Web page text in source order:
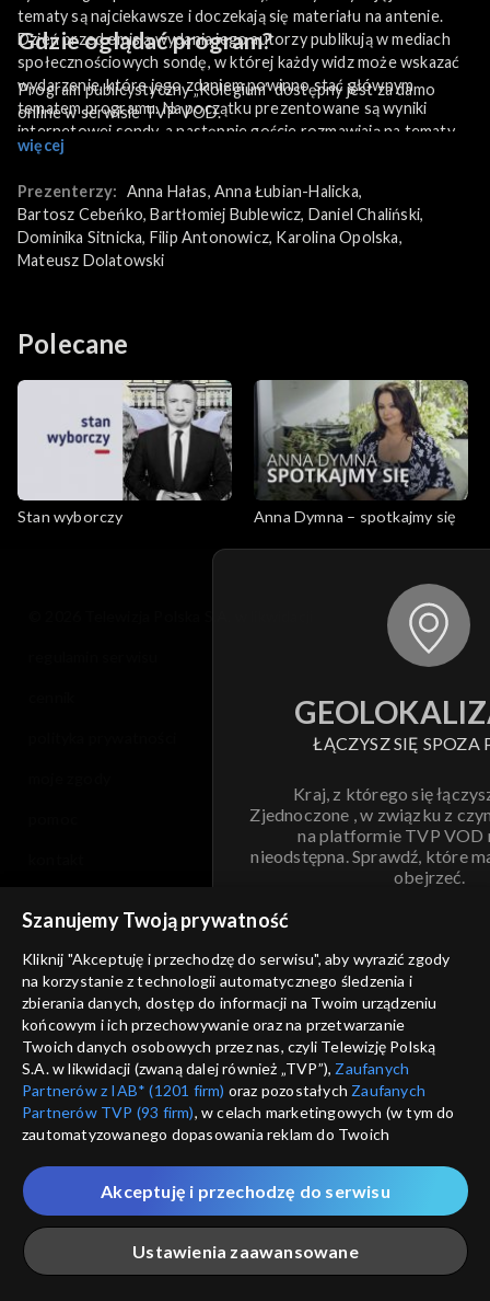
tematy są najciekawsze i doczekają się materiału na antenie.
Dzień przed emisją wydania jego autorzy publikują w mediach
społecznościowych sondę, w której każdy widz może wskazać
wydarzenie, które jego zdaniem powinno stać głównym
tematem programu. Na początku prezentowane są wyniki
internetowej sondy, a następnie goście rozmawiają na tematy,
którymi żyją widzowie. Dzielą się plotkami z sejmowych
Podsumowanie gorących tematów wzbogaca sonda uliczna, a
redakcyjną dyskusję uzupełniają wypowiedzi i komentarze
bohaterów danego newsa oraz ich wpisy w mediach
społecznościowych. W drugiej części programu uczestnicy
wypowiedzi, co dokładnie powiedzieli politycy.
Gdzie oglądać program?
Program publicystyczny „Kolegium” dostępny jest za damo
online w serwisie TVP VOD.
więcej
Prezenterzy: Anna Hałas, Anna Łubian-Halicka,
Bartosz Cebeńko, Bartłomiej Bublewicz, Daniel Chaliński,
Dominika Sitnicka, Filip Antonowicz, Karolina Opolska,
Mateusz Dolatowski
Polecane
Stan wyborczy Anna Dymna – spotkajmy się
ŁĄCZYSZ SIĘ SPOZA
Kraj, z którego się
Zjednoczone , w związku z
na platformie TVP VOD
nieodstępna. Sprawdź, które
obejrzeć.
ANULUJ
informacje o dostawcy usług
Szanujemy Twoją prywatność
Kliknij "Akceptuję i przechodzę do serwisu", aby wyrazić zgody
na korzystanie z technologii automatycznego śledzenia i
zbierania danych, dostęp do informacji na Twoim urządzeniu
końcowym i ich przechowywanie oraz na przetwarzanie
Twoich danych osobowych przez nas, czyli Telewizję Polską
S.A. w likwidacji (zwaną dalej również „TVP”), Zaufanych
Partnerów z IAB* (1201 firm) oraz pozostałych Zaufanych
Partnerów TVP (93 firm), w celach marketingowych (w tym do
zautomatyzowanego dopasowania reklam do Twoich
które wskazujemy poniżej, a także zgody na udostępnianie
przez nas identyfikatora PPID do Google.
Twoje dane osobowe zbierane podczas odwiedzania przez
Ciebie naszych
poszczególnych serwisówzwanych dalej
„Portalem”, w tym informacje zapisywane za pomocą
Ustawienia zaawansowane
Akceptuję i przechodzę do serwisu